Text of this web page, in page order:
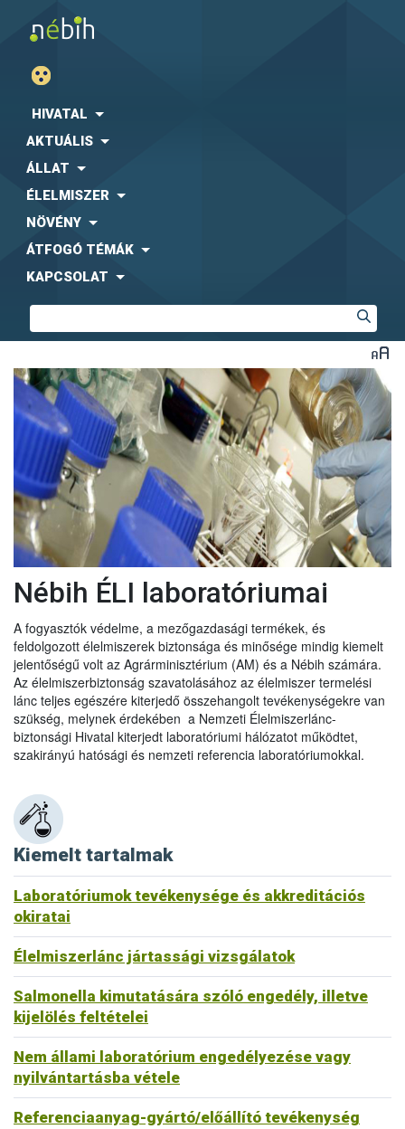
HIVATAL
AKTUÁLIS
ÁLLAT
ÉLELMISZER
NÖVÉNY
ÁTFOGÓ TÉMÁK
KAPCSOLAT
Nébih ÉLI laboratóriumai
A fogyasztók védelme, a mezőgazdasági termékek, és
feldolgozott élelmiszerek biztonsága és minősége mindig kiemelt
jelentőségű volt az Agrárminisztérium (AM) és a Nébih számára.
Az élelmiszerbiztonság szavatolásához az élelmiszer termelési
lánc teljes egészére kiterjedő összehangolt tevékenységekre van
szükség, melynek érdekében a Nemzeti Élelmiszerlánc-
biztonsági Hivatal kiterjedt laboratóriumi hálózatot működtet,
szakirányú hatósági és nemzeti referencia laboratóriumokkal.
Kiemelt tartalmak
Laboratóriumok tevékenysége és akkreditációs
okiratai
Élelmiszerlánc jártassági vizsgálatok
Salmonella kimutatására szóló engedély, illetve
kijelölés feltételei
Nem állami laboratórium engedélyezése vagy
nyilvántartásba vétele
Referenciaanyag-gyártó/előállító tevékenység